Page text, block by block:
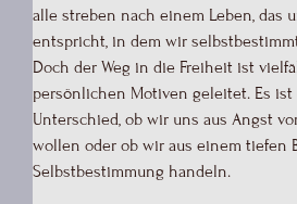
alle streben nach einem Leben, das
entspricht, in dem wir
Doch der Weg in die Freiheit ist
persönlichen Motiven geleitet. Es
Unterschied, ob wir uns aus Angst
wollen oder ob wir aus einem tiefen
Selbstbestimmung handeln.